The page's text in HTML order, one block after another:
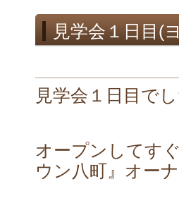
見学会１日目(
見学会１日目でし
オープンしてす
ウン八町』オー